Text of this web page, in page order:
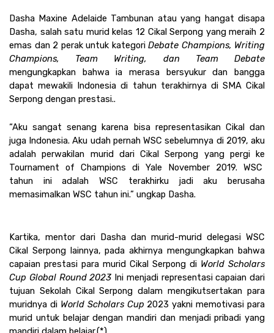
Dasha Maxine Adelaide Tambunan atau yang hangat disapa
Dasha, salah satu murid kelas 12 Cikal Serpong yang meraih 2
emas dan 2 perak untuk kategori Debate Champions, Writing
Champions, Team Writing, dan Team Debate
mengungkapkan bahwa ia merasa bersyukur dan bangga
dapat mewakili Indonesia di tahun terakhirnya di SMA Cikal
Serpong dengan prestasi..
“Aku sangat senang karena bisa representasikan Cikal dan
juga Indonesia. Aku udah pernah WSC sebelumnya di 2019, aku
adalah perwakilan murid dari Cikal Serpong yang pergi ke
Tournament of Champions di Yale November 2019. WSC
tahun ini adalah WSC terakhirku jadi aku berusaha
memasimalkan WSC tahun ini.” ungkap Dasha.
Kartika, mentor dari Dasha dan murid-murid delegasi WSC
Cikal Serpong lainnya, pada akhirnya mengungkapkan bahwa
capaian prestasi para murid Cikal Serpong di World Scholars
Cup Global Round 2023 Ini menjadi representasi capaian dari
tujuan Sekolah Cikal Serpong dalam mengikutsertakan para
muridnya di World Scholars Cup 2023 yakni memotivasi para
murid untuk belajar dengan mandiri dan menjadi pribadi yang